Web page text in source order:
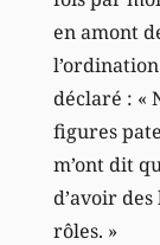
en amont
déclaré : «
figures
m’ont dit
d’avoir
rôles. »